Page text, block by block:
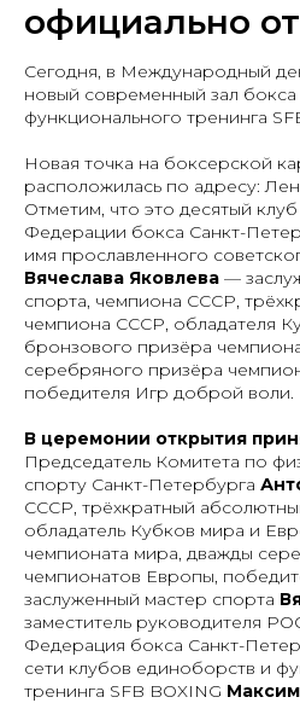
официально
Сегодня, в Международный
новый современный зал
функционального тренинга
Новая точка на боксерской
расположилась по адресу:
Отметим, что это десятый
Федерации бокса Санкт-
имя прославленного
Вячеслава Яковлева —
спорта, чемпиона СССР,
чемпиона СССР, обладателя
бронзового призёра
серебряного призёра
победителя Игр доброй воли.
В церемонии открытия
Председатель Комитета по
спорту Санкт-Петербурга
СССР, трёхкратный
обладатель Кубков мира и
чемпионата мира, дважды
чемпионатов Европы,
заслуженный мастер спорта
заместитель руководителя
Федерация бокса Санкт-
сети клубов единоборств и
тренинга SFB BOXING